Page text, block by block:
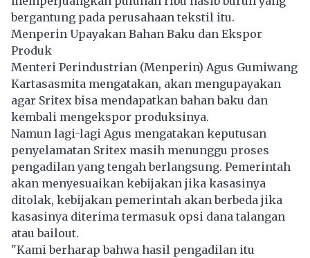
bergantung pada perusahaan tekstil itu.
Menperin Upayakan Bahan Baku dan Ekspor
Produk
Menteri Perindustrian (Menperin) Agus Gumiwang
Kartasasmita mengatakan, akan mengupayakan
agar Sritex bisa mendapatkan bahan baku dan
kembali mengekspor produksinya.
Namun lagi-lagi Agus mengatakan keputusan
penyelamatan Sritex masih menunggu proses
pengadilan yang tengah berlangsung. Pemerintah
akan menyesuaikan kebijakan jika kasasinya
ditolak, kebijakan pemerintah akan berbeda jika
kasasinya diterima termasuk opsi dana talangan
atau bailout.
"Kami berharap bahwa hasil pengadilan itu